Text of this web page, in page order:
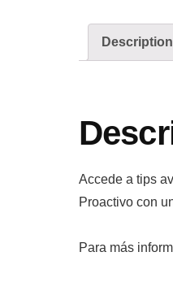
Description
Accede a tips
Proactivo con
Para más